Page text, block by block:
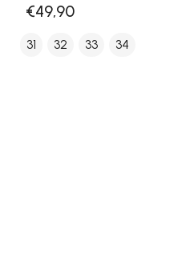
€49,90
31 32 33 34